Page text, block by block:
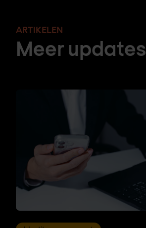
ARTIKELEN
Meer updates